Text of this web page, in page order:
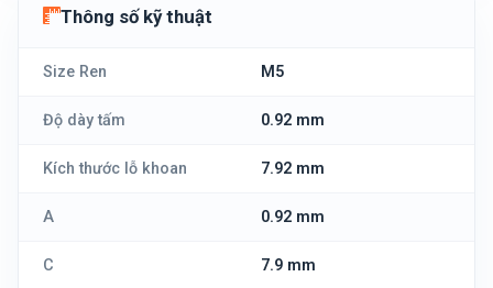
Thông số kỹ thuật
Size Ren M5
Độ dày tấm 0.92 mm
Kích thước lỗ khoan 7.92 mm
A 0.92 mm
C 7.9 mm